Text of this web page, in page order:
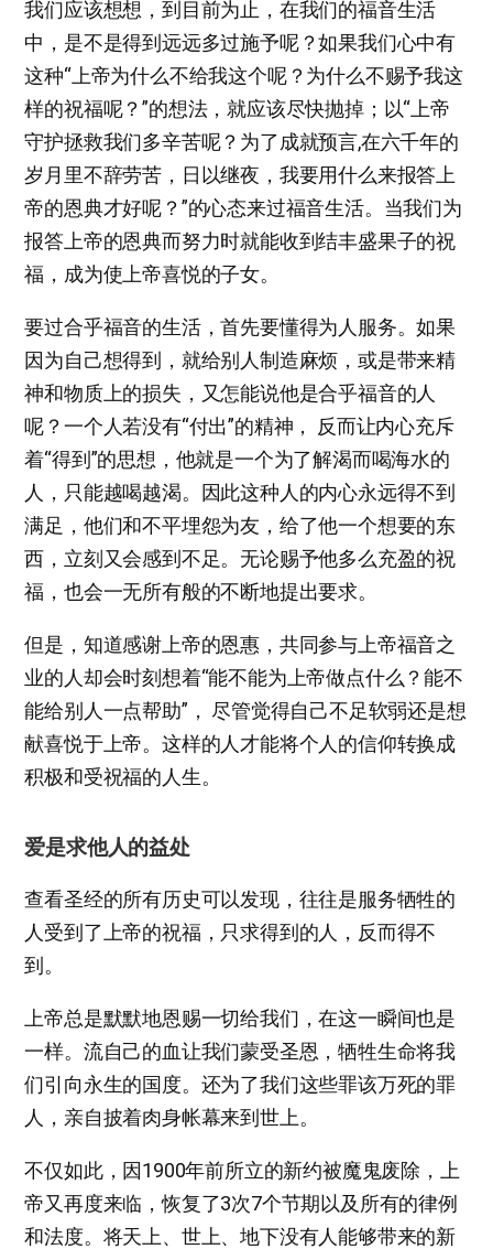
我们应该想想，到目前为止，在我们的福音生活
中，是不是得到远远多过施予呢？如果我们心中有
这种“上帝为什么不给我这个呢？为什么不赐予我这
样的祝福呢？”的想法，就应该尽快抛掉；以“上帝
守护拯救我们多辛苦呢？为了成就预言,在六千年的
岁月里不辞劳苦，日以继夜，我要用什么来报答上
帝的恩典才好呢？”的心态来过福音生活。当我们为
报答上帝的恩典而努力时就能收到结丰盛果子的祝
福，成为使上帝喜悦的子女。
要过合乎福音的生活，首先要懂得为人服务。如果
因为自己想得到，就给别人制造麻烦，或是带来精
神和物质上的损失，又怎能说他是合乎福音的人
呢？一个人若没有“付出”的精神， 反而让内心充斥
着“得到”的思想，他就是一个为了解渴而喝海水的
人，只能越喝越渴。因此这种人的内心永远得不到
满足，他们和不平埋怨为友，给了他一个想要的东
西，立刻又会感到不足。无论赐予他多么充盈的祝
福，也会一无所有般的不断地提出要求。
但是，知道感谢上帝的恩惠，共同参与上帝福音之
业的人却会时刻想着“能不能为上帝做点什么？能不
能给别人一点帮助”， 尽管觉得自己不足软弱还是想
献喜悦于上帝。这样的人才能将个人的信仰转换成
积极和受祝福的人生。
爱是求他人的益处
查看圣经的所有历史可以发现，往往是服务牺牲的
人受到了上帝的祝福，只求得到的人，反而得不
到。
上帝总是默默地恩赐一切给我们，在这一瞬间也是
一样。流自己的血让我们蒙受圣恩，牺牲生命将我
们引向永生的国度。还为了我们这些罪该万死的罪
人，亲自披着肉身帐幕来到世上。
不仅如此，因1900年前所立的新约被魔鬼废除，上
帝又再度来临，恢复了3次7个节期以及所有的律例
和法度。将天上、世上、地下没有人能够带来的新